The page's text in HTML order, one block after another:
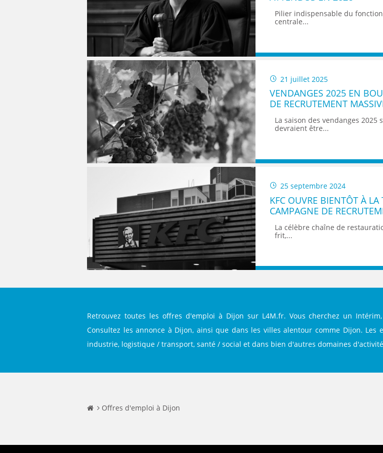
LENS
LIÉVIN
LOMME
LAON
BÉTHUNE
ARMENTIÈRES
ABBEVILLE
MÉCANIQUE
MÉTALLURGIE
MÉTIERS DE BOUCHE
OPERATEUR DE PRODUCTION
OPERATEUR RÉGLEUR
PRODUCTION
PRODUCTION / CONDUITE MACHINE
SÉCURITÉ
COMPIÈGNE
WATTRELOS
MARCQ-EN-BAROEUL
LIÉVIN
LOMME
LAON
BÉTHUNE
ARMENTIÈRES
ABBEVILLE
LENS
LIÉVIN
LOMME
LAON
BÉTHUNE
ARMENTIÈRES
ABBEVILLE
INSPECTION / CONTRÔLE
JARDINAGE
MÉCANICIEN AUTOMOBILE
MÉTIERS DE BOUCHE
PRÉPARATEUR DE VÉHICULES
RESTAURATION
SCIENCES HUMAINES
VENDEUR BOUTIQUE & MAGASIN
Retrouvez toutes les offres d'emploi à Dijon sur L4M.fr. Vous cherchez un
Consultez les annonce à Dijon, ainsi que dans les villes alentour comme Dijon.
industrie, logistique / transport, santé / social et dans bien d'autres domaines
Pilier indispensable du
centrale...
21 juillet 2025
VENDANGES 2025 EN
DE RECRUTEMENT
La saison des vendanges 2025
devraient être...
25 septembre 2024
KFC OUVRE BIENTÔT À
CAMPAGNE DE
La célèbre chaîne de
frit,...
Offres d'emploi à Dijon